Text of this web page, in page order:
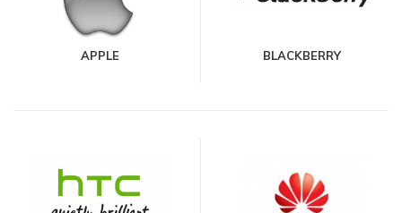
APPLE BLACKBERRY